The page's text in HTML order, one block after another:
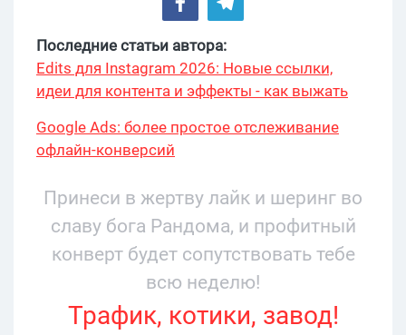
Последние статьи автора:
Edits для Instagram 2026: Новые ссылки,
идеи для контента и эффекты - как выжать
Google Ads: более простое отслеживание
офлайн-конверсий
Принеси в жертву лайк и шеринг во
славу бога Рандома, и профитный
конверт будет сопутствовать тебе
всю неделю!
Трафик, котики, завод!